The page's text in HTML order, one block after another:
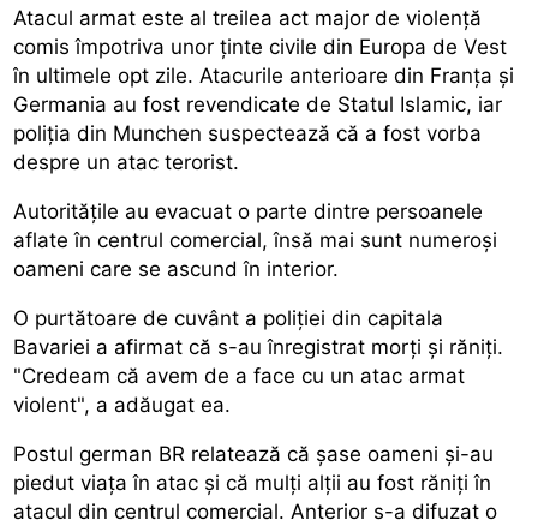
Atacul armat este al treilea act major de violență
comis împotriva unor ținte civile din Europa de Vest
în ultimele opt zile. Atacurile anterioare din Franța și
Germania au fost revendicate de Statul Islamic, iar
poliția din Munchen suspectează că a fost vorba
despre un atac terorist.
Autoritățile au evacuat o parte dintre persoanele
aflate în centrul comercial, însă mai sunt numeroși
oameni care se ascund în interior.
O purtătoare de cuvânt a poliției din capitala
Bavariei a afirmat că s-au înregistrat morți și răniți.
"Credeam că avem de a face cu un atac armat
violent", a adăugat ea.
Postul german BR relatează că șase oameni și-au
piedut viața în atac și că mulți alții au fost răniți în
atacul din centrul comercial. Anterior s-a difuzat o